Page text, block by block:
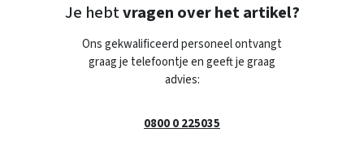
Je hebtvragen over het artikel?
Ons gekwalificeerd personeel ontvangt
graag je telefoontje en geeft je graag
advies:
0800 0 225035